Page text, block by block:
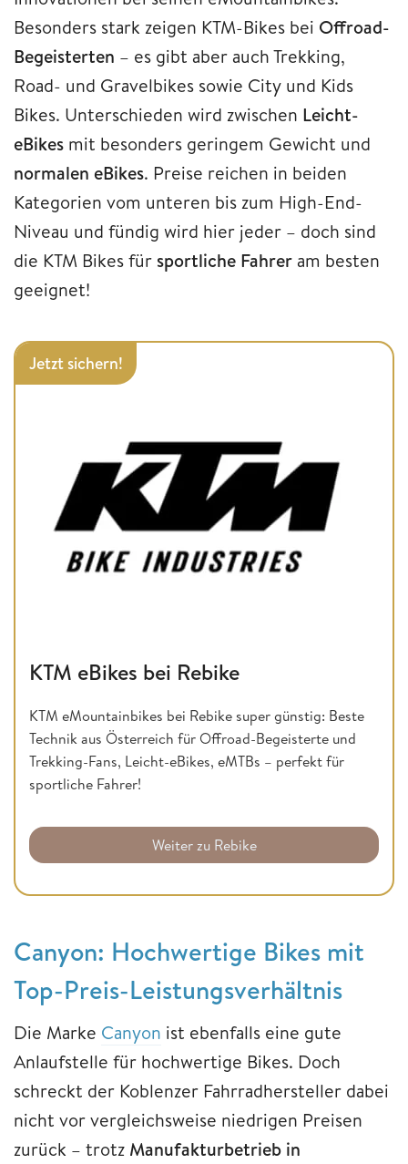
Besonders stark zeigen KTM-Bikes bei Offroad-
Begeisterten – es gibt aber auch Trekking,
Road- und Gravelbikes sowie City und Kids
Bikes. Unterschieden wird zwischen Leicht-
eBikes mit besonders geringem Gewicht und
normalen eBikes. Preise reichen in beiden
Kategorien vom unteren bis zum High-End-
Niveau und fündig wird hier jeder – doch sind
die KTM Bikesfür sportliche Fahrer am besten
geeignet!
Jetzt sichern!
KTM eBikes bei Rebike
KTM eMountainbikes bei Rebike super günstig: Beste
Technik aus Österreich für Offroad-Begeisterte und
Trekking-Fans, Leicht-eBikes, eMTBs – perfekt für
sportliche Fahrer!
Weiter zu Rebike
Canyon: Hochwertige Bikes mit
Top-Preis-Leistungsverhältnis
Die Marke Canyon ist ebenfalls eine gute
Anlaufstelle für hochwertige Bikes. Doch
schreckt der Koblenzer Fahrradhersteller dabei
nicht vor vergleichsweise niedrigen Preisen
zurück – trotz Manufakturbetrieb in